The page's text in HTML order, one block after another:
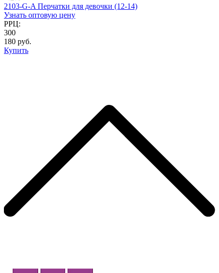
2103-G-A Перчатки для девочки (12-14)
Узнать оптовую цену
РРЦ:
300
180 руб.
Купить